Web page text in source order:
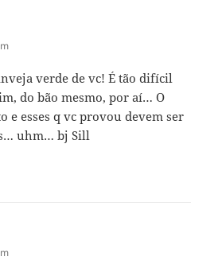
verde de vc! É tão difícil
do bão mesmo, por aí… O
e esses q vc provou devem ser
uhm… bj Sill